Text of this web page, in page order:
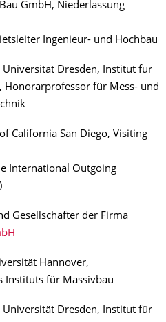
GmbH, Niederlassung
Ingenieur- und Hochbau
Universität Dresden, Institut für
Honorarprofessor für Mess- und
California San Diego, Visiting
International Outgoing
Gesellschafter der Firma
Hannover,
Instituts für Massivbau
Universität Dresden, Institut für